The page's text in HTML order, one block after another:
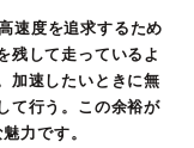
速度を追求するため
残して走っているよ
加速したいときに無
て行う。この余裕が
力です。